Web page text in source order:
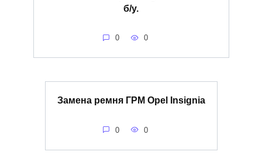
б/у.
0 0
Замена ремня ГРМ Opel Insignia
0 0